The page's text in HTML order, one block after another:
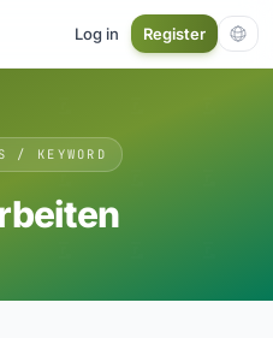
Log in Register
/ KEYWORD